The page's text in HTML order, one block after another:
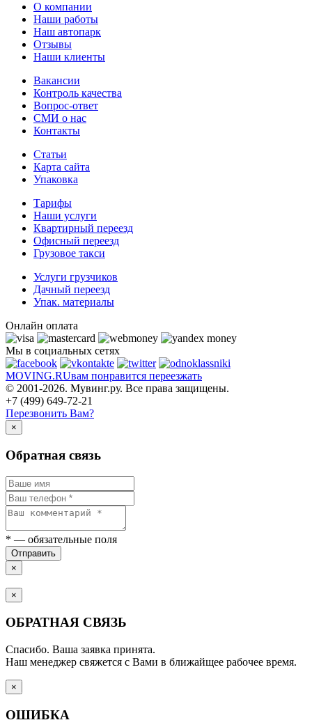
О компании
Наши работы
Наш автопарк
Отзывы
Наши клиенты
Вакансии
Контроль качества
Вопрос-ответ
СМИ о нас
Контакты
Статьи
Карта сайта
Упаковка
Тарифы
Наши услуги
Квартирный переезд
Офисный переезд
Грузовое такси
Услуги грузчиков
Дачный переезд
Упак. материалы
Онлайн оплата
Мы в социальных сетях
MOVING.RUвам понравится переезжать
© 2001-2026. Мувинг.ру. Все права защищены.
+7 (499) 649-72-21
Перезвонить Вам?
×
Обратная связь
* — обязательные поля
Отправить
×
×
ОБРАТНАЯ СВЯЗЬ
Спасибо. Ваша заявка принята.
Наш менеджер свяжется с Вами в ближайщее рабочее время.
×
ОШИБКА